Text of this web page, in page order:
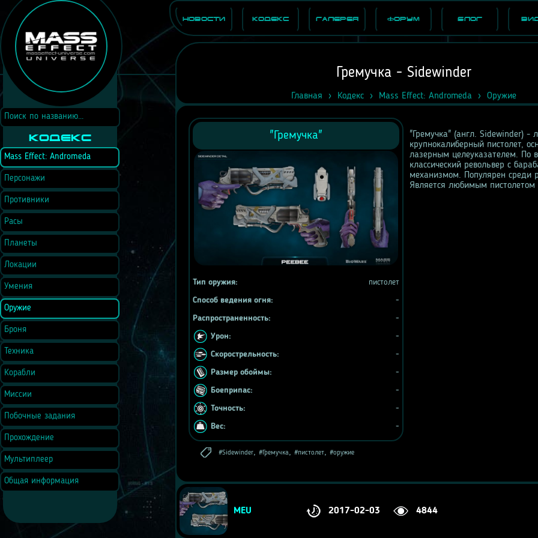
Новости Кодекс Галерея Форум Блог
Главная Кодекс Mass Effect: Andromeda Оружие
Гремучка - Sidewinder
"Гремучка"
Тип оружия: пистолет
Способ ведения огня: -
Распространенность: -
Урон: -
Скорострельность: -
Размер обоймы: -
Боеприпас: -
Точность: -
Вес: -
"Гремучка" (англ. Sidewinder) -
крупнокалиберный пистолет,
лазерным целеуказателем. По
классический револьвер с
механизмом. Популярен среди
Является любимым
Sidewinder, Гремучка, пистолет, оружие
MEU 2017-02-03 4844
Кодекс
Mass Effect: Andromeda
Персонажи
Противники
Расы
Планеты
Локации
Умения
Оружие
Броня
Техника
Корабли
Миссии
Побочные задания
Прохождение
Мультиплеер
Общая информация